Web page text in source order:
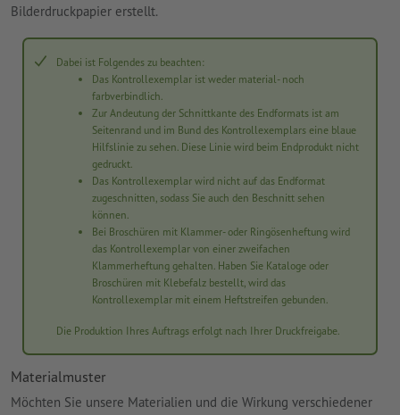
Bilderdruckpapier erstellt.
Dabei ist Folgendes zu beachten:
Das Kontrollexemplar ist weder material- noch
farbverbindlich.
Zur Andeutung der Schnittkante des Endformats ist am
Seitenrand und im Bund des Kontrollexemplars eine blaue
Hilfslinie zu sehen. Diese Linie wird beim Endprodukt nicht
gedruckt.
Das Kontrollexemplar wird nicht auf das Endformat
zugeschnitten, sodass Sie auch den Beschnitt sehen
können.
Bei Broschüren mit Klammer- oder Ringösenheftung wird
das Kontrollexemplar von einer zweifachen
Klammerheftung gehalten. Haben Sie Kataloge oder
Broschüren mit Klebefalz bestellt, wird das
Kontrollexemplar mit einem Heftstreifen gebunden.
Die Produktion Ihres Auftrags erfolgt nach Ihrer Druckfreigabe.
Materialmuster
Möchten Sie unsere Materialien und die Wirkung verschiedener